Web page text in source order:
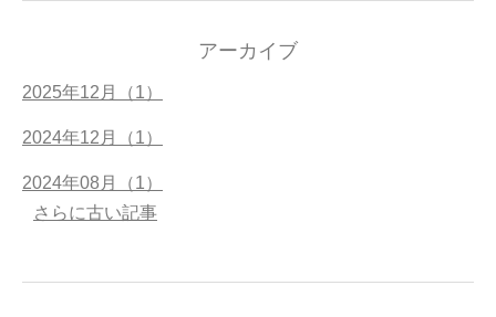
アーカイブ
2025年12月（1）
2024年12月（1）
2024年08月（1）
さらに古い記事